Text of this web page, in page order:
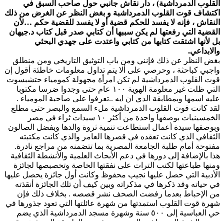
القلوب الدمرداشية) ، دار نقاش جانبي حول صاحب السبق في
اكتشاف قوت القلوب الدمرداشبة و بغض النظر عن الغرض من ذلك
النقاش ، فإنه لا يفسد للحكم قضية أو لا يفسد للقضية حكم …لأن
القضية التي رفعتها لم يكن سببها أن كتابي صدر قبل كتاب د.جيهان
بل لأنها اشتقت كتابها من كتابي واعتدت على جهدي البحثي
والابداعي.
بغض النظر عن ذلك فإنني ومن باب التوثيق التاريخي ومن منطلق
واجبي كباحثة ، وحرصي على ألا يتم تداول معلومات خاطئة أقول إن
قوت القلوب الدمرداشية لم تكن امرأة مجهولة كمومياء حتشبسوت
التي ظلت غير معلومة الهوية ١٠٠ عام حتى وجدوا ضرسا مكتوبا
عليه اسمها وبمطابقة الدي ان ايه ..تعرفوا على صاحبة المومياء .
لقد كانت قوت القلوب الدمرداشية ملء السمع والبصر حتى مطلع
الخمسينيات بوصفها واحدة من أكثر ١٠ سيدات ثراء في مصر
وبوصفها سيدة أعمال استطاعت تنمية ثروة والدها وبفضل الصالون
الثقافي الذي كانت تعقده في قصرها العامر والذي كانت مكتبته
مفتوحة أمام طلبة الجامعة المصرية بما تتضمنه من مراجع نادرة.
هذا بالإضافة إلى دورها في دعم الأبحاث العلمية والأنشطة الثقافية
ومنها طباعتها لكتب التراث على نفقتها الخاصة وتخصبصها لجائزة
الأدبية التي حصل عليها نجيب محفوظ وكانت أول جائزة يحصل عليها
في حياته وقد ذكرها في مذكراته وبين كيف أن تلك الجائزة أنقذته
من الإحباط بعدما رفضت الصحف نشر قصصه . بخلاف ذلك فإن
شهرة قوت القلوب استمدتها من شهرة عائلتها التي تعود جذورها في
حي العباسية إلى ٥٠٠ سنة وشهرة مسجد الدمرداشية الذي يضم